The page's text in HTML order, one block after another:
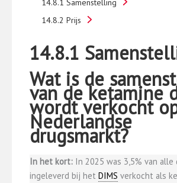
14.8.1 Samenstelling
14.8.2 Prijs
14.8.1
Wat is de
van de ketamine
wordt verkocht
Nederlandse
drugsmarkt?
In het kort: In 2025 was 3,5% van
ingeleverd bij het DIMS verkocht als